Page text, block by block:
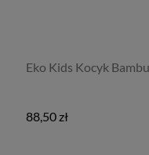
Eko Kids Kocyk
88,50 zł